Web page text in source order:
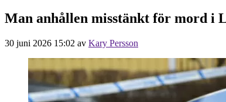
Man anhållen misstänkt för mord i
30 juni 2026 15:02 av Kary Persson